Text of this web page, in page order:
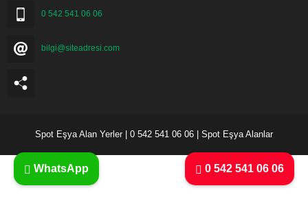
0 542 541 06 06
bilgi@siteadresi.com
Spot Eşya Alan Yerler | 0 542 541 06 06 | Spot Eşya Alanlar
0 542 541 06 06
WhatsApp